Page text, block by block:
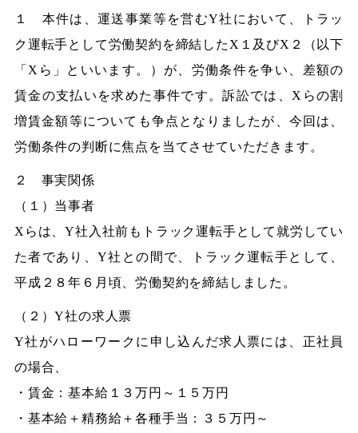
１ 本件は、運送事業等を営むY社において、トラッ
ク運転手として労働契約を締結したX１及びX２（以下
「Xら」といいます。）が、労働条件を争い、差額の
賃金の支払いを求めた事件です。訴訟では、Xらの割
増賃金額等についても争点となりましたが、今回は、
労働条件の判断に焦点を当てさせていただきます。
２ 事実関係
（１）当事者
Xらは、Y社入社前もトラック運転手として就労してい
た者であり、Y社との間で、トラック運転手として、
平成２８年６月頃、労働契約を締結しました。
（２）Y社の求人票
Y社がハローワークに申し込んだ求人票には、正社員
の場合、
・賃金：基本給１３万円～１５万円
・基本給＋精務給＋各種手当：３５万円～